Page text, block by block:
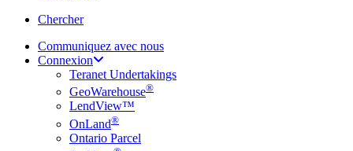
Cherchersearch
Communiquez avec nous
Connexion
Teranet Undertakings
GeoWarehouse®
LendView™
OnLand®
Ontario Parcel